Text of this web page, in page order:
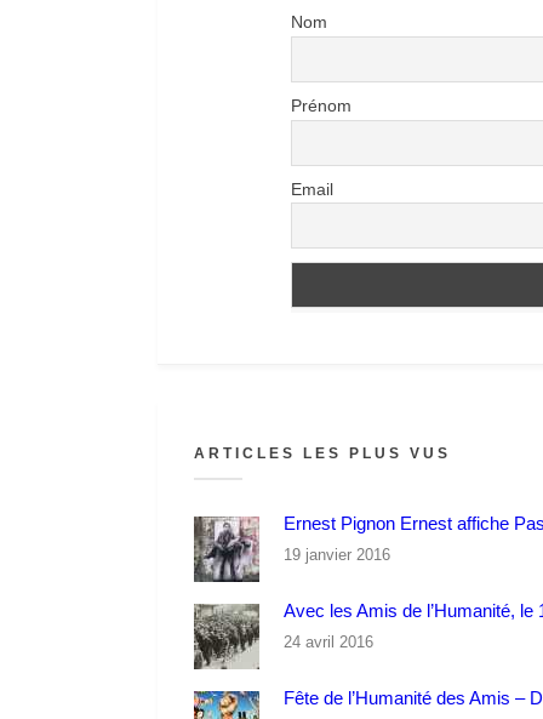
Nom
Prénom
Email
ARTICLES LES PLUS VUS
Ernest Pignon Ernest affiche
19 janvier 2016
Avec les Amis de l’Humanité, le
24 avril 2016
Fête de l’Humanité des Amis –